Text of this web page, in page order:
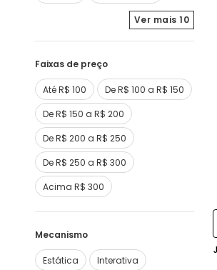
Ver mais10
Faixas de preço
Até R$ 100
De R$ 100 a R$ 150
De R$ 150 a R$ 200
De R$ 200 a R$ 250
De R$ 250 a R$ 300
Acima R$ 300
Mecanismo
Estática
Interativa